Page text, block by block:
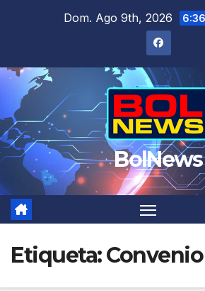
Dom. Ago 9th, 2026
BolNews
Etiqueta:Convenio